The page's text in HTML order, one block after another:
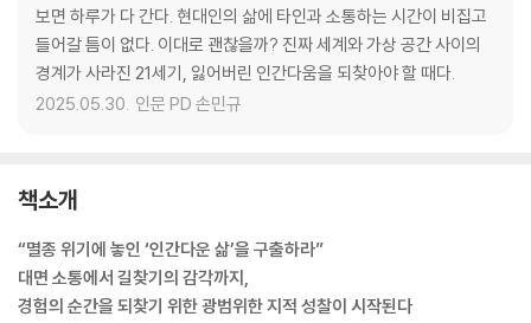
보면 하루가 다 간다. 현대인의 삶에 타인과 소통하는 시간이 비집고
들어갈 틈이 없다. 이대로 괜찮을까? 진짜 세계와 가상 공간 사이의
경계가 사라진 21세기, 잃어버린 인간다움을 되찾아야 할 때다.
2025.05.30. 인문 PD 손민규
책소개
“멸종 위기에 놓인 ‘인간다운 삶’을 구출하라”
대면 소통에서 길찾기의 감각까지,
경험의 순간을 되찾기 위한 광범위한 지적 성찰이 시작된다